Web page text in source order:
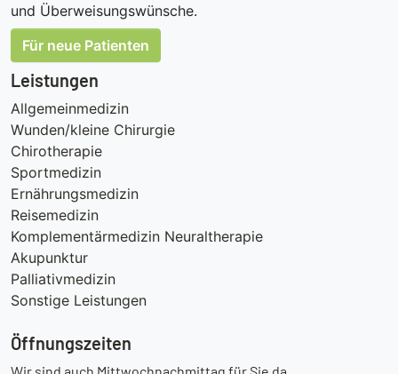
und Überweisungswünsche.
Für neue Patienten
Leistungen
Allgemeinmedizin
Wunden/kleine Chirurgie
Chirotherapie
Sportmedizin
Ernährungsmedizin
Reisemedizin
Komplementärmedizin Neuraltherapie
Akupunktur
Palliativmedizin
Sonstige Leistungen
Öffnungszeiten